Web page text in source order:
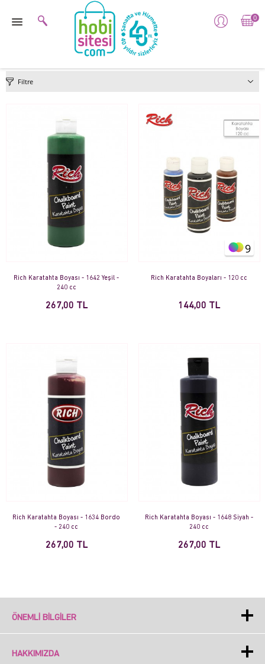
0
Filtre
Rich Karatahta Boyası - 1642 Yeşil -
240 cc
267,00 TL
9
Rich Karatahta Boyaları - 120 cc
144,00 TL
Rich Karatahta Boyası - 1634 Bordo
- 240 cc
267,00 TL
Rich Karatahta Boyası - 1648 Siyah -
240 cc
267,00 TL
ÖNEMLI BILGILER
HAKKIMIZDA